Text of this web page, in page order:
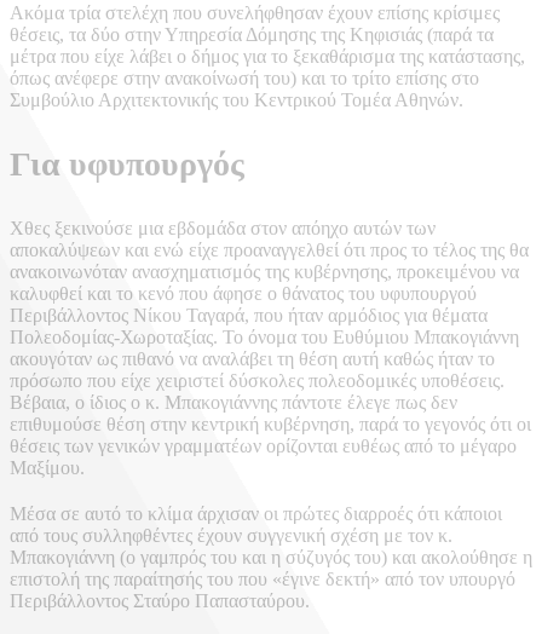
Ακόμα τρία στελέχη που συνελήφθησαν έχουν επίσης κρίσιμες
θέσεις, τα δύο στην Υπηρεσία Δόμησης της Κηφισιάς (παρά τα
μέτρα που είχε λάβει ο δήμος για το ξεκαθάρισμα της κατάστασης,
όπως ανέφερε στην ανακοίνωσή του) και το τρίτο επίσης στο
Συμβούλιο Αρχιτεκτονικής του Κεντρικού Τομέα Αθηνών.
Για υφυπουργός
Χθες ξεκινούσε μια εβδομάδα στον απόηχο αυτών των
αποκαλύψεων και ενώ είχε προαναγγελθεί ότι προς το τέλος της θα
ανακοινωνόταν ανασχηματισμός της κυβέρνησης, προκειμένου να
καλυφθεί και το κενό που άφησε ο θάνατος του υφυπουργού
Περιβάλλοντος Νίκου Ταγαρά, που ήταν αρμόδιος για θέματα
Πολεοδομίας-Χωροταξίας. Το όνομα του Ευθύμιου Μπακογιάννη
ακουγόταν ως πιθανό να αναλάβει τη θέση αυτή καθώς ήταν το
πρόσωπο που είχε χειριστεί δύσκολες πολεοδομικές υποθέσεις.
Βέβαια, ο ίδιος ο κ. Μπακογιάννης πάντοτε έλεγε πως δεν
επιθυμούσε θέση στην κεντρική κυβέρνηση, παρά το γεγονός ότι οι
θέσεις των γενικών γραμματέων ορίζονται ευθέως από το μέγαρο
Μαξίμου.
Μέσα σε αυτό το κλίμα άρχισαν οι πρώτες διαρροές ότι κάποιοι
από τους συλληφθέντες έχουν συγγενική σχέση με τον κ.
Μπακογιάννη (ο γαμπρός του και η σύζυγός του) και ακολούθησε η
επιστολή της παραίτησής του που «έγινε δεκτή» από τον υπουργό
Περιβάλλοντος Σταύρο Παπασταύρου.